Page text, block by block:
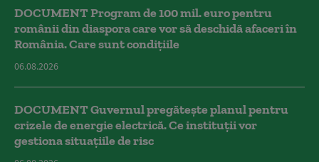
DOCUMENT Program de 100 mil. euro pentru
românii din diaspora care vor să deschidă afaceri în
România. Care sunt condițiile
06.08.2026
DOCUMENT Guvernul pregătește planul pentru
crizele de energie electrică. Ce instituții vor
gestiona situațiile de risc